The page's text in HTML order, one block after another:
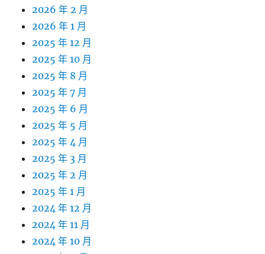
2026 年 2 月
2026 年 1 月
2025 年 12 月
2025 年 10 月
2025 年 8 月
2025 年 7 月
2025 年 6 月
2025 年 5 月
2025 年 4 月
2025 年 3 月
2025 年 2 月
2025 年 1 月
2024 年 12 月
2024 年 11 月
2024 年 10 月